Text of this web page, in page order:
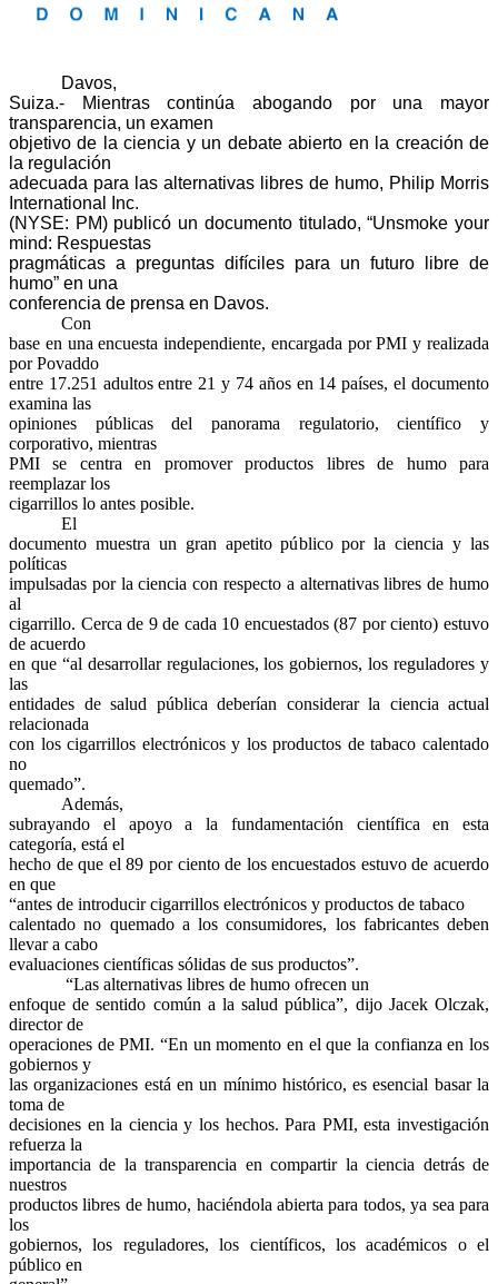
Davos,
Suiza.- Mientras continúa abogando por una mayor
transparencia, un examen
objetivo de la ciencia y un debate abierto en la creación de
la regulación
adecuada para las alternativas libres de humo, Philip Morris
International Inc.
(NYSE: PM) publicó un documento titulado, “Unsmoke your
mind: Respuestas
pragmáticas a preguntas difíciles para un futuro libre de
humo” en una
conferencia de prensa en Davos.
Con
base en una encuesta independiente, encargada por PMI y realizada
por Povaddo
entre 17.251 adultos entre 21 y 74 años en 14 países, el documento
examina las
opiniones públicas del panorama regulatorio, científico y
corporativo, mientras
PMI se centra en promover productos libres de humo para
reemplazar los
cigarrillos lo antes posible.
El
documento muestra un gran apetito público por la ciencia y las
políticas
impulsadas por la ciencia con respecto a alternativas libres de humo
al
cigarrillo. Cerca de 9 de cada 10 encuestados (87 por ciento) estuvo
de acuerdo
en que “al desarrollar regulaciones, los gobiernos, los reguladores y
las
entidades de salud pública deberían considerar la ciencia actual
relacionada
con los cigarrillos electrónicos y los productos de tabaco calentado
no
quemado”.
Además,
subrayando el apoyo a la fundamentación científica en esta
categoría, está el
hecho de que el 89 por ciento de los encuestados estuvo de acuerdo
en que
“antes de introducir cigarrillos electrónicos y productos de tabaco
calentado no quemado a los consumidores, los fabricantes deben
llevar a cabo
evaluaciones científicas sólidas de sus productos”.
“Las alternativas libres de humo ofrecen un
enfoque de sentido común a la salud pública”, dijo Jacek Olczak,
director de
operaciones de PMI. “En un momento en el que la confianza en los
gobiernos y
las organizaciones está en un mínimo histórico, es esencial basar la
toma de
decisiones en la ciencia y los hechos. Para PMI, esta investigación
refuerza la
importancia de la transparencia en compartir la ciencia detrás de
nuestros
productos libres de humo, haciéndola abierta para todos, ya sea para
los
gobiernos, los reguladores, los científicos, los académicos o el
público en